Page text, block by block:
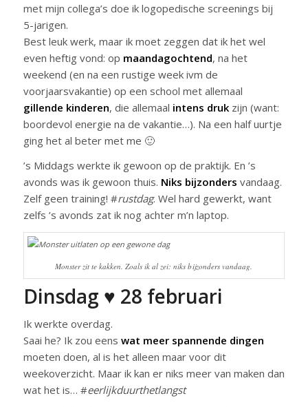
met mijn collega’s doe ik logopedische screenings bij
5-jarigen.
Best leuk werk, maar ik moet zeggen dat ik het wel
even heftig vond: op maandagochtend, na het
weekend (en na een rustige week ivm de
voorjaarsvakantie) op een school met allemaal
gillende kinderen, die allemaal intens drukzijn (want:
boordevol energie na de vakantie…). Na een half uurtje
ging het al beter met me 🙂
’s Middags werkte ik gewoon op de praktijk. En ’s
avonds was ik gewoon thuis. Niks bijzonders vandaag.
Zelf geen training! #rustdag. Wel hard gewerkt, want
zelfs ’s avonds zat ik nog achter m’n laptop.
Monster zit te kakken. Zoals ik al zei: niks bijzonders vandaag.
Dinsdag ♥ 28 februari
Ik werkte overdag.
Saai he? Ik zou eens wat meer spannende dingen
moeten doen, al is het alleen maar voor dit
weekoverzicht. Maar ik kan er niks meer van maken dan
wat het is… #eerlijkduurthetlangst